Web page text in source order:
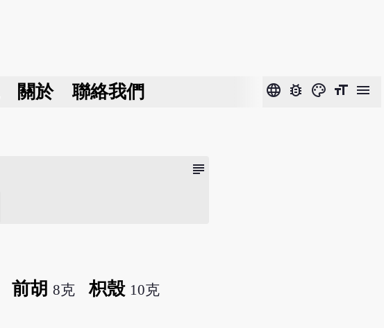
關於 聯絡我們 language bug_report color_lens format_size menu
subject
前胡 8克 枳殼 10克